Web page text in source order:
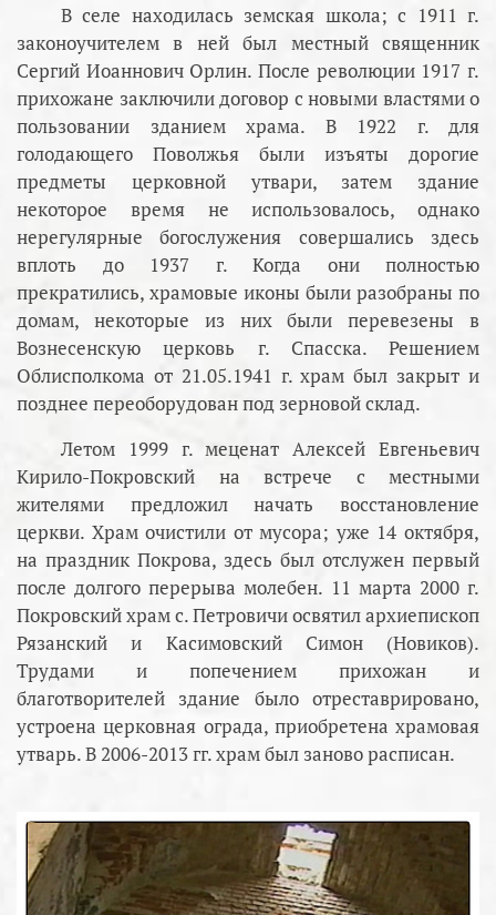
В селе находилась земская школа; с 1911 г.
законоучителем в ней был местный священник
Сергий Иоаннович Орлин. После революции 1917 г.
прихожане заключили договор с новыми властями о
пользовании зданием храма. В 1922 г. для
голодающего Поволжья были изъяты дорогие
предметы церковной утвари, затем здание
некоторое время не использовалось, однако
нерегулярные богослужения совершались здесь
вплоть до 1937 г. Когда они полностью
прекратились, храмовые иконы были разобраны по
домам, некоторые из них были перевезены в
Вознесенскую церковь г. Спасска. Решением
Облисполкома от 21.05.1941 г. храм был закрыт и
позднее переоборудован под зерновой склад.
Летом 1999 г. меценат Алексей Евгеньевич
Кирило-Покровский на встрече с местными
жителями предложил начать восстановление
церкви. Храм очистили от мусора; уже 14 октября,
на праздник Покрова, здесь был отслужен первый
после долгого перерыва молебен. 11 марта 2000 г.
Покровский храм с. Петровичи освятил архиепископ
Рязанский и Касимовский Симон (Новиков).
Трудами и попечением прихожан и
благотворителей здание было отреставрировано,
устроена церковная ограда, приобретена храмовая
утварь. В 2006-2013 гг. храм был заново расписан.